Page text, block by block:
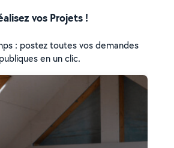
vos Projets !
: postez toutes vos demandes
publiques en un clic.